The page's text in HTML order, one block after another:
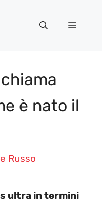
Menu
è nato il
Russo
ultra in termini